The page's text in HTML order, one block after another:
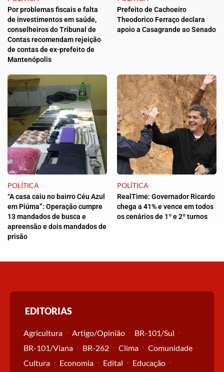
Por problemas fiscais e falta
de investimentos em saúde,
conselheiros do Tribunal de
Contas recomendam rejeição
de contas de ex-prefeito de
Mantenópolis
Prefeito de Cachoeiro
Theodorico Ferraço declara
apoio a Casagrande ao Senado
POLÍTICA
“A casa caiu no bairro Céu Azul
em Piúma”: Operação cumpre
13 mandados de busca e
apreensão e dois mandados de
prisão
POLÍTICA
RealTime: Governador Ricardo
chega a 41% e vence em todos
os cenários de 1º e 2º turnos
EDITORIAS
Agricultura Artigo/Opinião
BR-101/Sul
BR-101/Viana
BR-262 Clima
Comunidade
Cultura
Economia Edital
Educação